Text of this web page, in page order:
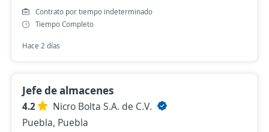
Contrato por tiempo indeterminado
Tiempo Completo
Hace 2 días
Jefe de almacenes
4.2
Nicro Bolta S.A. de C.V.
Puebla, Puebla